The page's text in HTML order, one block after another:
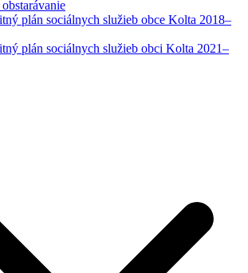
plán sociálnych služieb obce Kolta 2018–
plán sociálnych služieb obci Kolta 2021–